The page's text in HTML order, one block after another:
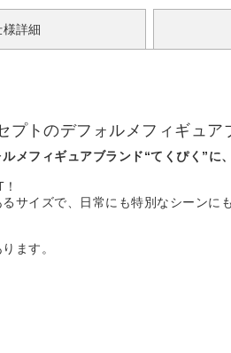
様詳細
トのデフォルメフィギュ
メフィギュアブランド“てくぴく”に
サイズで、日常にも特別なシーンに
ます。